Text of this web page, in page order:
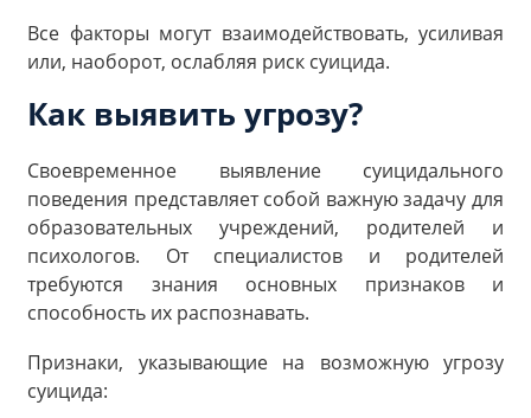
Все факторы могут взаимодействовать, усиливая
или, наоборот, ослабляя риск суицида.
Как выявить угрозу?
Своевременное выявление суицидального
поведения представляет собой важную задачу для
образовательных учреждений, родителей и
психологов. От специалистов и родителей
требуются знания основных признаков и
способность их распознавать.
Признаки, указывающие на возможную угрозу
суицида: